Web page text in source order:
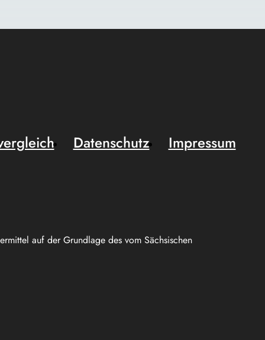
auf der Grundlage des vom Sächsischen
Datenschutz
Impressum